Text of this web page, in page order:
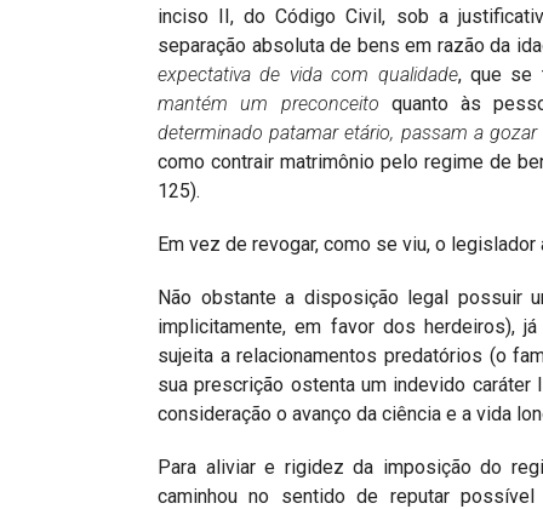
inciso II, do Código Civil, sob a
separação absoluta de bens em razão da
expectativa de vida com qualidade, que se
mantém um preconceito quanto às
determinado patamar etário, passam a
como contrair matrimônio pelo regime de
125).
Em vez de revogar, como se viu, o
Não obstante a disposição legal possuir
implicitamente, em favor dos herdeiros),
sujeita a relacionamentos predatórios (o
sua prescrição ostenta um indevido
consideração o avanço da ciência e a vida
Para aliviar e rigidez da imposição do
caminhou no sentido de reputar